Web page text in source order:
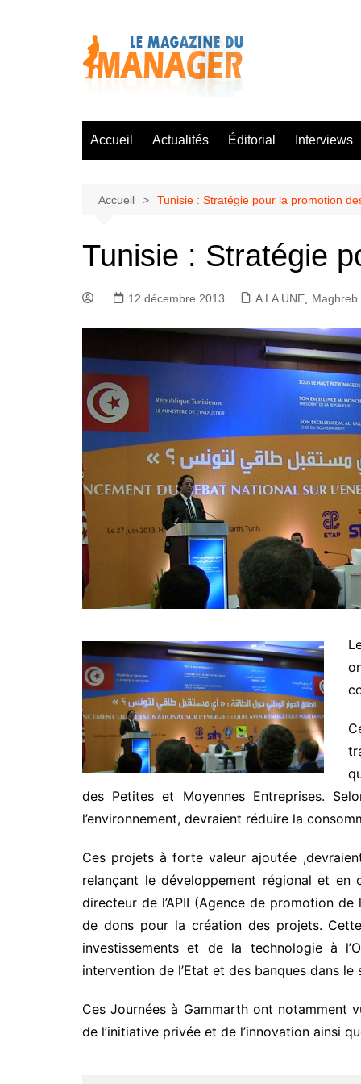
Accueil Actualités Éditorial Interviews
Accueil Tunisie : Stratégie pour la promotion
Tunisie : Stratégie
12 décembre 2013 A LA UNE Maghreb
des Petites et Moyennes Entreprises.
l’environnement, devraient réduire la
Ces projets à forte valeur ajoutée
relançant le développement régional et
directeur de l’APII (Agence de promotion
de dons pour la création des projets.
investissements et de la technologie à
intervention de l’Etat et des banques dans le
Ces Journées à Gammarth ont notamment
de l’initiative privée et de l’innovation ainsi